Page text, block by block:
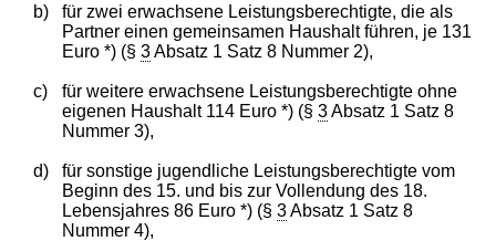
b)
für zwei erwachsene Leistungsberechtigte, die als
Partner einen gemeinsamen Haushalt führen, je 131
Euro *) (§ 3Absatz 1 Satz 8 Nummer 2),
c)
für weitere erwachsene Leistungsberechtigte ohne
eigenen Haushalt 114 Euro *) (§ 3Absatz 1 Satz 8
Nummer 3),
d)
für sonstige jugendliche Leistungsberechtigte vom
Beginn des 15. und bis zur Vollendung des 18.
Lebensjahres 86 Euro *) (§ 3Absatz 1 Satz 8
Nummer 4),